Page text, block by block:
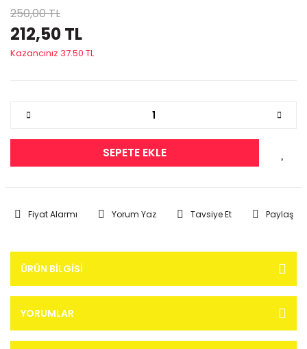
250,00 TL
212,50 TL
Kazancınız 37.50 TL
SEPETE EKLE
Fiyat Alarmı Yorum Yaz Tavsiye Et Paylaş
ÜRÜN BILGISI
YORUMLAR